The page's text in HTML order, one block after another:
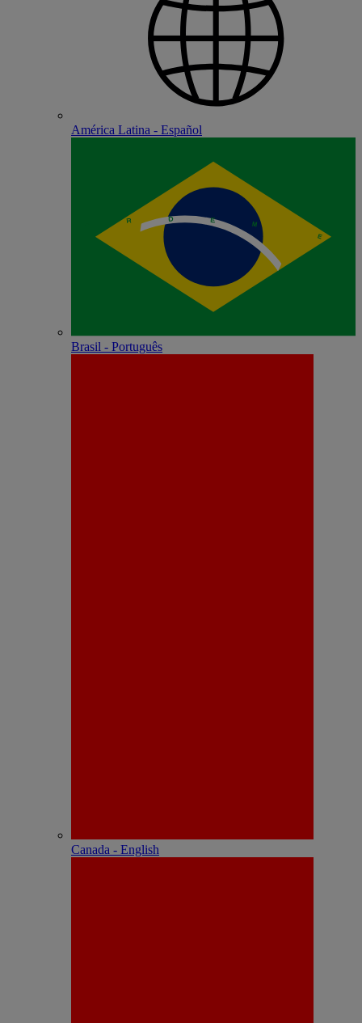
América Latina - Español
Brasil - Português
Canada - English